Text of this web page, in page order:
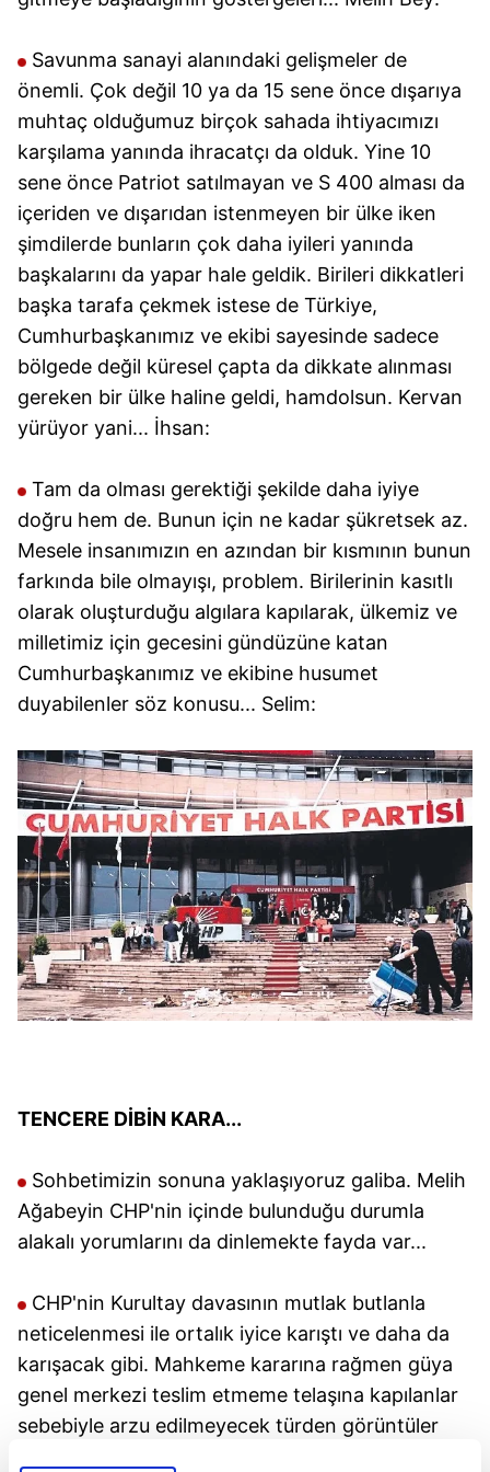
Savunma sanayi alanındaki gelişmeler de
önemli. Çok değil 10 ya da 15 sene önce dışarıya
muhtaç olduğumuz birçok sahada ihtiyacımızı
karşılama yanında ihracatçı da olduk. Yine 10
sene önce Patriot satılmayan ve S 400 alması da
içeriden ve dışarıdan istenmeyen bir ülke iken
şimdilerde bunların çok daha iyileri yanında
başkalarını da yapar hale geldik. Birileri dikkatleri
başka tarafa çekmek istese de Türkiye,
Cumhurbaşkanımız ve ekibi sayesinde sadece
bölgede değil küresel çapta da dikkate alınması
gereken bir ülke haline geldi, hamdolsun. Kervan
yürüyor yani... İhsan:
Tam da olması gerektiği şekilde daha iyiye
doğru hem de. Bunun için ne kadar şükretsek az.
Mesele insanımızın en azından bir kısmının bunun
farkında bile olmayışı, problem. Birilerinin kasıtlı
olarak oluşturduğu algılara kapılarak, ülkemiz ve
milletimiz için gecesini gündüzüne katan
Cumhurbaşkanımız ve ekibine husumet
duyabilenler söz konusu... Selim:
TENCERE DİBİN KARA...
Sohbetimizin sonuna yaklaşıyoruz galiba. Melih
Ağabeyin CHP'nin içinde bulunduğu durumla
alakalı yorumlarını da dinlemekte fayda var...
CHP'nin Kurultay davasının mutlak butlanla
neticelenmesi ile ortalık iyice karıştı ve daha da
karışacak gibi. Mahkeme kararına rağmen güya
genel merkezi teslim etmeme telaşına kapılanlar
sebebiyle arzu edilmeyecek türden görüntüler